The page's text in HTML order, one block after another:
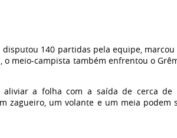
140 partidas pela equipe, marcou
o meio-campista também enfrentou o
aliviar a folha com a saída de cerca de
zagueiro, um volante e um meia podem